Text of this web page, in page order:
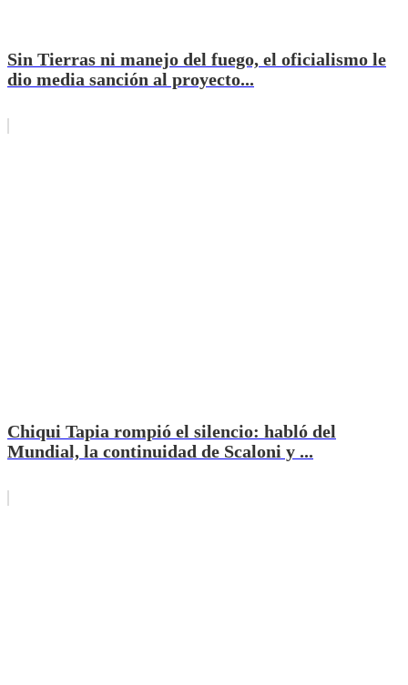
Sin Tierras ni manejo del fuego, el oficialismo le
dio media sanción al proyecto...
Chiqui Tapia rompió el silencio: habló del
Mundial, la continuidad de Scaloni y ...